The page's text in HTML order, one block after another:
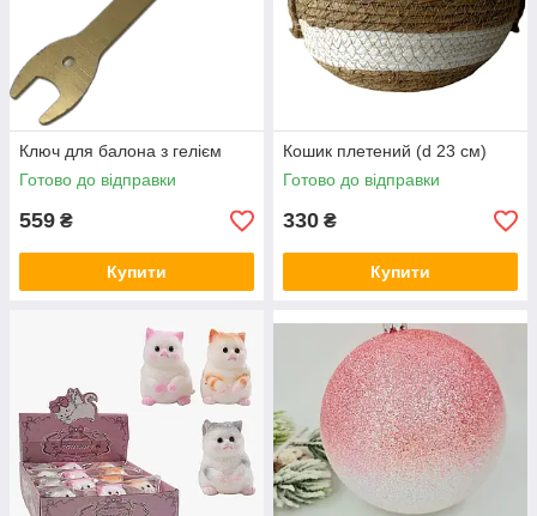
Ключ для балона з гелієм
Готово до відправки
559 ₴
Купити
Кошик плетений (d 23 см)
Готово до відправки
330 ₴
Купити